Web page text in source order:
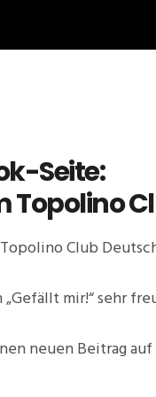
Seite:
Club
mir!“ sehr
neuen Beitrag